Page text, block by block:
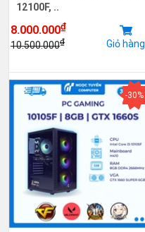
12100F, ..
8.000.000₫
10.500.000₫ Giỏ hàng
-30%